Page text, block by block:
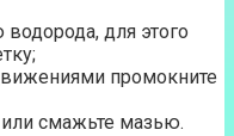
для этого
промокните
смажьте мазью.